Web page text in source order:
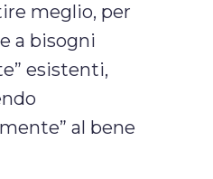
meglio, per
a bisogni
esistenti,
al bene